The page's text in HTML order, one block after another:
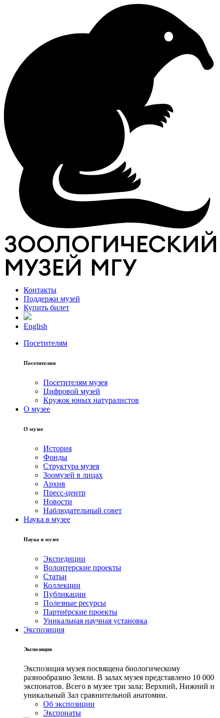
Контакты
Поддержи музей
Купить билет
English
Посетителям
Посетителям
Посетителям музея
Цифровой музей
Кружок юных натуралистов
О музее
О музее
История
Фонды
Структура музея
Зоомузей в лицах
Архив
Пресс-центр
Новости
Наблюдательный совет
Наука в музее
Наука в музее
Экспедиции
Волонтерские проекты
Статьи
Коллекции
Публикации
Полезные ресурсы
Партнёрские проекты
Уникальная научная установка
Экспозиция
Экспозиция
Экспозиция музея посвящена биологическому
разнообразию Земли. В залах музея представлено 10 000
экспонатов. Всего в музее три зала: Верхний, Нижний и
уникальный Зал сравнительной анатомии.
Об экспозиции
Экспонаты